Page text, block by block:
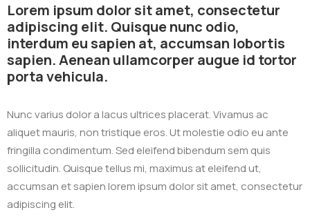
Lorem ipsum dolor sit amet, consectetur
adipiscing elit. Quisque nunc odio,
interdum eu sapien at, accumsan lobortis
sapien. Aenean ullamcorper augue id tortor
porta vehicula.
Nunc varius dolor a lacus ultrices placerat. Vivamus ac
aliquet mauris, non tristique eros. Ut molestie odio eu ante
fringilla condimentum. Sed eleifend bibendum sem quis
sollicitudin. Quisque tellus mi, maximus at eleifend ut,
accumsan et sapien lorem ipsum dolor sit amet, consectetur
adipiscing elit.